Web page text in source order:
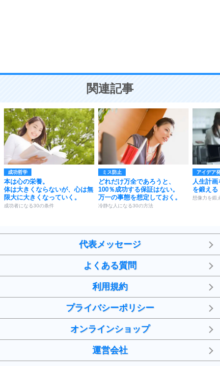
ことが大切。
関連記事
成功哲学
本は心の栄養。
体は大きくならないが、心は無
限大に大きくなっていく。
成功者になる30の条件
ミス防止
どれだけ万全であろうと、
100％成功する保証はない。
万一の事態を想定しておく。
冷静な人になる30の方法
アイデア
人生計
を鍛え
想像力を鍛
代表メッセージ
よくある質問
利用規約
プライバシーポリシー
オンラインショップ
運営会社